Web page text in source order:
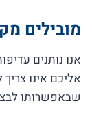
מובילים
אנו נותנים
אליכם אינו
שבאפשרותו